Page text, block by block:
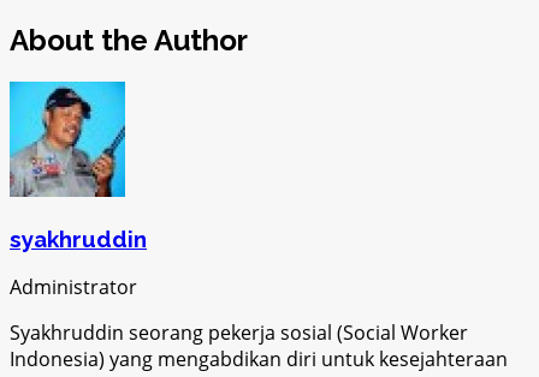
About the Author
syakhruddin
Administrator
Syakhruddin seorang pekerja sosial (Social Worker
Indonesia) yang mengabdikan diri untuk kesejahteraan